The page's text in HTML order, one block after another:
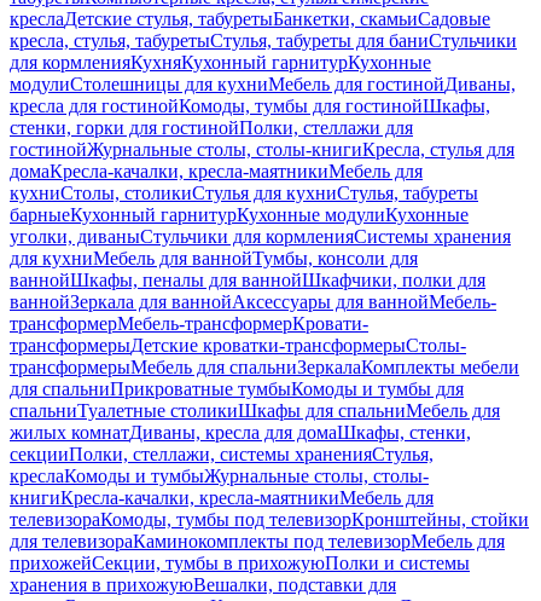
креслаДетские стулья, табуретыБанкетки, скамьиСадовые
кресла, стулья, табуретыСтулья, табуреты для баниСтульчики
для кормленияКухняКухонный гарнитурКухонные
модулиСтолешницы для кухниМебель для гостинойДиваны,
кресла для гостинойКомоды, тумбы для гостинойШкафы,
стенки, горки для гостинойПолки, стеллажи для
гостинойЖурнальные столы, столы-книгиКресла, стулья для
домаКресла-качалки, кресла-маятникиМебель для
кухниСтолы, столикиСтулья для кухниСтулья, табуреты
барныеКухонный гарнитурКухонные модулиКухонные
уголки, диваныСтульчики для кормленияСистемы хранения
для кухниМебель для ваннойТумбы, консоли для
ваннойШкафы, пеналы для ваннойШкафчики, полки для
ваннойЗеркала для ваннойАксессуары для ваннойМебель-
трансформерМебель-трансформерКровати-
трансформерыДетские кроватки-трансформерыСтолы-
трансформерыМебель для спальниЗеркалаКомплекты мебели
для спальниПрикроватные тумбыКомоды и тумбы для
спальниТуалетные столикиШкафы для спальниМебель для
жилых комнатДиваны, кресла для домаШкафы, стенки,
секцииПолки, стеллажи, системы храненияСтулья,
креслаКомоды и тумбыЖурнальные столы, столы-
книгиКресла-качалки, кресла-маятникиМебель для
телевизораКомоды, тумбы под телевизорКронштейны, стойки
для телевизораКаминокомплекты под телевизорМебель для
прихожейСекции, тумбы в прихожуюПолки и системы
хранения в прихожуюВешалки, подставки для